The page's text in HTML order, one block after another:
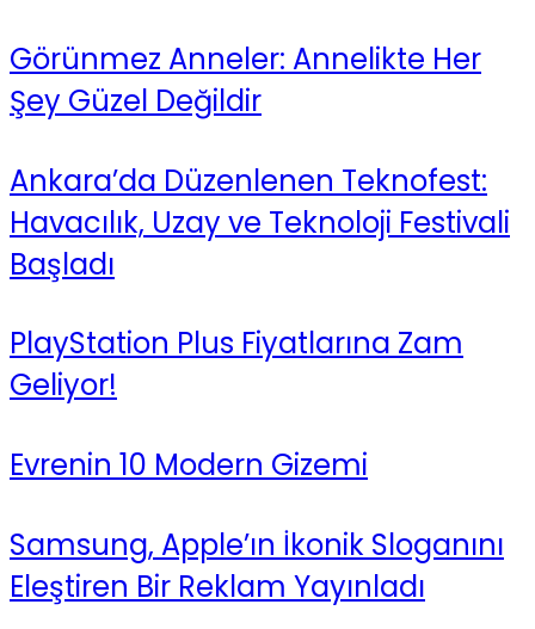
Görünmez Anneler: Annelikte Her
Şey Güzel Değildir
Ankara’da Düzenlenen Teknofest:
Havacılık, Uzay ve Teknoloji Festivali
Başladı
PlayStation Plus Fiyatlarına Zam
Geliyor!
Evrenin 10 Modern Gizemi​
Samsung, Apple’ın İkonik Sloganını
Eleştiren Bir Reklam Yayınladı